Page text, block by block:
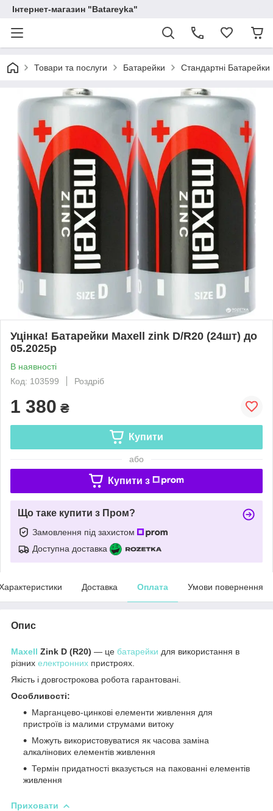
Інтернет-магазин "Batareyka"
Товари та послуги Батарейки Стандартні Батарейки
Уцінка! Батарейки Maxell zink D/R20 (24шт) до
05.2025р
В наявності
Код: 103599
Роздріб
1 380 ₴
Купити
або
Купити з
Що таке купити з Пром?
Замовлення під захистом
Доступна доставка
Доставка Оплата Умови повернення
Опис
Maxell Zink D (R20) — це батарейки для використання в
різних електронних пристроях.
Якість і довгострокова робота гарантовані.
Особливості:
Марганцево-цинкові елементи живлення для
пристроїв із малими струмами витоку
Можуть використовуватися як часова заміна
алкалінових елементів живлення
Термін придатності вказується на пакованні елементів
живлення
Приховати